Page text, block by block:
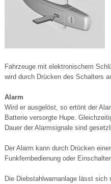
Fahrzeuge mit elektronischem
wird durch Drücken des Schalters
Alarm
Wird er ausgelöst, so ertönt der
Batterie versorgte Hupe.
Dauer der Alarmsignale sind
Der Alarm kann durch Drücken
Funkfernbedienung oder
Die Diebstahlwarnanlage lässt sich